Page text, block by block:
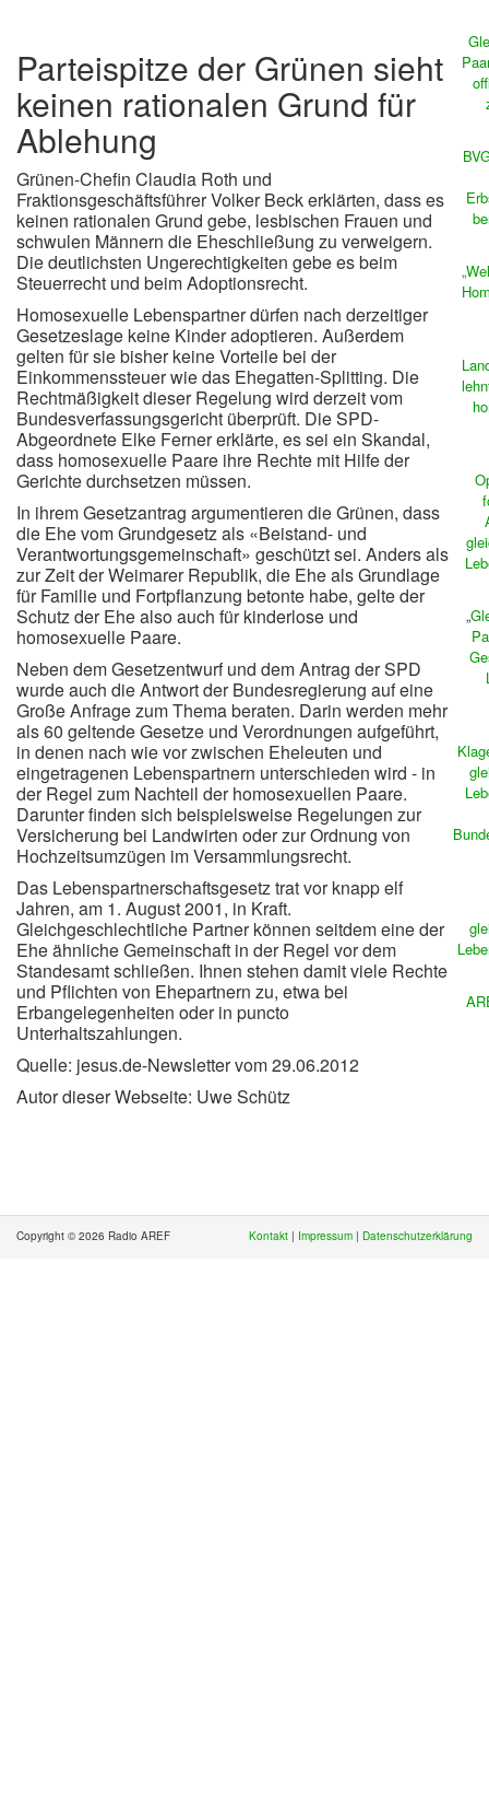
Parteispitze der Grünen sieht
keinen rationalen Grund für
Ablehung
Grünen-Chefin Claudia Roth und
Fraktionsgeschäftsführer Volker Beck erklärten, dass es
keinen rationalen Grund gebe, lesbischen Frauen und
schwulen Männern die Eheschließung zu verweigern.
Die deutlichsten Ungerechtigkeiten gebe es beim
Steuerrecht und beim Adoptionsrecht.
Homosexuelle Lebenspartner dürfen nach derzeitiger
Gesetzeslage keine Kinder adoptieren. Außerdem
gelten für sie bisher keine Vorteile bei der
Einkommenssteuer wie das Ehegatten-Splitting. Die
Rechtmäßigkeit dieser Regelung wird derzeit vom
Bundesverfassungsgericht überprüft. Die SPD-
Abgeordnete Elke Ferner erklärte, es sei ein Skandal,
dass homosexuelle Paare ihre Rechte mit Hilfe der
Gerichte durchsetzen müssen.
In ihrem Gesetzantrag argumentieren die Grünen, dass
die Ehe vom Grundgesetz als «Beistand- und
Verantwortungsgemeinschaft» geschützt sei. Anders als
zur Zeit der Weimarer Republik, die Ehe als Grundlage
für Familie und Fortpflanzung betonte habe, gelte der
Schutz der Ehe also auch für kinderlose und
homosexuelle Paare.
Neben dem Gesetzentwurf und dem Antrag der SPD
wurde auch die Antwort der Bundesregierung auf eine
Große Anfrage zum Thema beraten. Darin werden mehr
als 60 geltende Gesetze und Verordnungen aufgeführt,
in denen nach wie vor zwischen Eheleuten und
eingetragenen Lebenspartnern unterschieden wird - in
der Regel zum Nachteil der homosexuellen Paare.
Darunter finden sich beispielsweise Regelungen zur
Versicherung bei Landwirten oder zur Ordnung von
Hochzeitsumzügen im Versammlungsrecht.
Das Lebenspartnerschaftsgesetz trat vor knapp elf
Jahren, am 1. August 2001, in Kraft.
Gleichgeschlechtliche Partner können seitdem eine der
Ehe ähnliche Gemeinschaft in der Regel vor dem
Standesamt schließen. Ihnen stehen damit viele Rechte
und Pflichten von Ehepartnern zu, etwa bei
Erbangelegenheiten oder in puncto
Unterhaltszahlungen.
Quelle: jesus.de-Newsletter vom 29.06.2012
Autor dieser Webseite: Uwe Schütz
„
Copyright © 2026 Radio AREF Kontakt | Impressum | Datenschutzerklärung